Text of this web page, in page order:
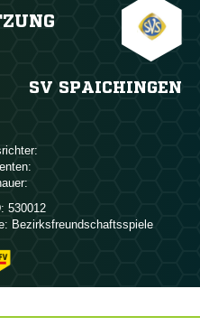
SV SPAICHINGEN
530012
Bezirksfreundschaftsspiele